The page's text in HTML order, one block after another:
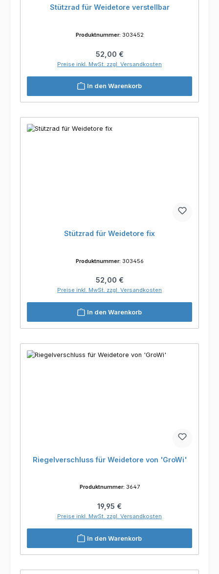
Stützrad für Weidetore verstellbar
Produktnummer: 303452
Regulärer Preis:
52,00 €
Preise inkl. MwSt. zzgl. Versandkosten
In den Warenkorb
Stützrad für Weidetore fix
Produktnummer: 303456
Regulärer Preis:
52,00 €
Preise inkl. MwSt. zzgl. Versandkosten
In den Warenkorb
Riegelverschluss für Weidetore von 'GroWi'
Produktnummer: 3647
Regulärer Preis:
19,95 €
Preise inkl. MwSt. zzgl. Versandkosten
In den Warenkorb